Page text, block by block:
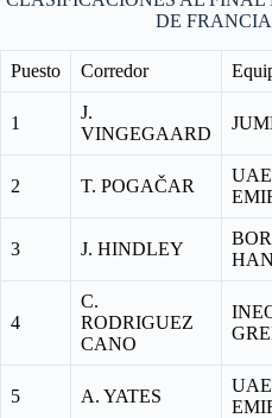
DE FRANCIA
Puesto Corredor
1
J.
VINGEGAARD
2 T. POGAČAR
3 J. HINDLEY
4
C.
RODRIGUEZ
CANO
5 A. YATES